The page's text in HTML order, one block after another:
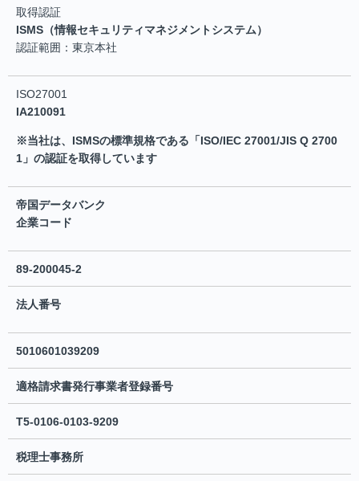
取得認証
ISMS（情報セキュリティマネジメントシステム）
認証範囲：東京本社
ISO27001
IA210091
※当社は、ISMSの標準規格である「ISO/IEC 27001/JIS Q 2700
1」の認証を取得しています
帝国データバンク
企業コード
89-200045-2
法人番号
5010601039209
適格請求書発行事業者登録番号
T5-0106-0103-9209
税理士事務所